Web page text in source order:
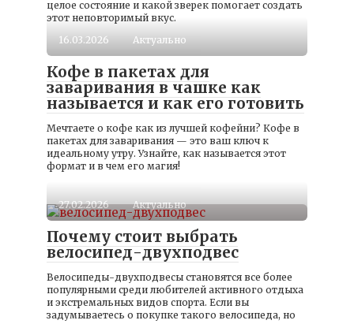
целое состояние и какой зверек помогает создать
этот неповторимый вкус.
16.03.2026
Актуально
Кофе в пакетах для
заваривания в чашке как
называется и как его готовить
Мечтаете о кофе как из лучшей кофейни? Кофе в
пакетах для заваривания — это ваш ключ к
идеальному утру. Узнайте, как называется этот
формат и в чем его магия!
27.02.2026 Актуально
Почему стоит выбрать
велосипед-двухподвес
Велосипеды-двухподвесы становятся все более
популярными среди любителей активного отдыха
и экстремальных видов спорта. Если вы
задумываетесь о покупке такого велосипеда, но